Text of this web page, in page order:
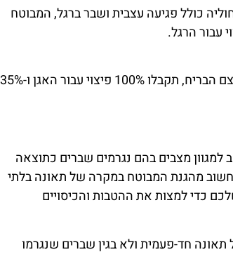
כולל פגיעה עצבית ושבר ברגל, המבוטח
אם נפלתם בבית ושברתם את האגן ואת עצם הבריח, תקבלו 100% פיצוי עבור האגן ו-35%
למגוון מצבים בהם נגרמים שברים כתוצאה
מהגנת המבוטח במקרה של תאונה בלתי
כדי למצות את ההטבות והכיסויים
חד-פעמית ולא בגין שברים שנגרמו